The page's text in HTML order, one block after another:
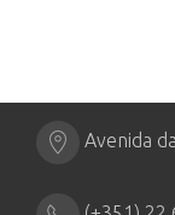
Avenida